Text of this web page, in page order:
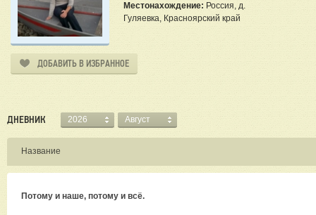
Местонахождение: Россия, д.
Гуляевка, Красноярский край
ДОБАВИТЬ В ИЗБРАННОЕ
ДНЕВНИК 2026 Август
Название
Потому и наше, потому и всё.